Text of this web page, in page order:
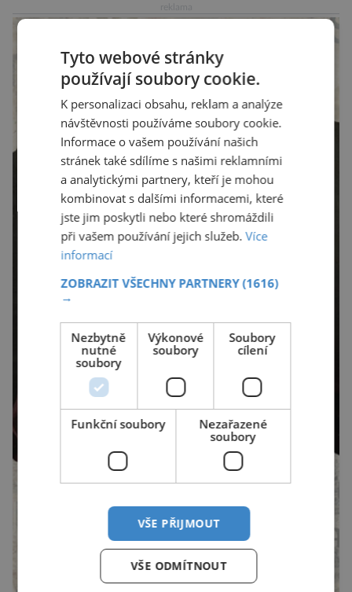
sloužit pro účely nejrůznějších vesmírných misí,
Tyto webové stránky
používají soubory cookie.
K personalizaci obsahu, reklam a analýze
návštěvnosti používáme soubory cookie.
Informace o vašem používání našich
stránek také sdílíme s našimi reklamními
a analytickými partnery, kteří je mohou
kombinovat s dalšími informacemi, které
jste jim poskytli nebo které shromáždili
při vašem používání jejich služeb.Více
informací
ZOBRAZIT VŠECHNY PARTNERY(1616)
→
Nezbytně
nutné
soubory
Výkonové
soubory
Soubory
cílení
Funkční soubory
Nezařazené
soubory
VŠE PŘIJMOUT
VŠE ODMÍTNOUT